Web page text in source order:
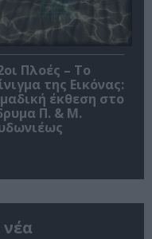
Πλοές – Το
της Εικόνας:
έκθεση στο
Π. & Μ.
νέα